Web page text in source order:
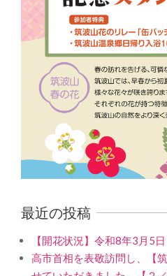
最近の投稿
【開花状況】令和8年3月5
高市首相を表敬訪問し、【